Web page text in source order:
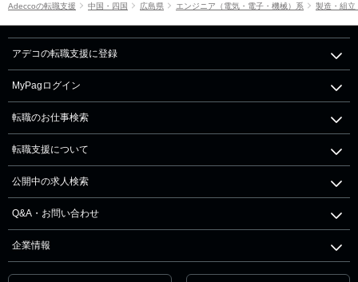
Adeccoの転職支援 中国・四国 広島県 エンジニア（電気・電子・機械）系 製造・組立
アデコの転職支援に登録
MyPagログイン
転職のお仕事検索
転職支援について
公開中の求人検索
Q&A・お問い合わせ
企業情報